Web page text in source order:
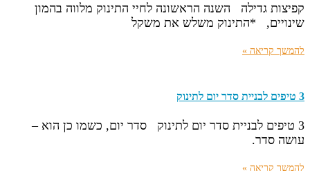
קפיצות גדילה השנה הראשונה לחיי התינוק מלווה בהמון
שינויים, *התינוק משלש את משקל
להמשך קריאה »
3 טיפים לבניית סדר יום לתינוק
3 טיפים לבניית סדר יום לתינוק סדר יום, כשמו כן הוא –
עושה סדר.
להמשך קריאה »